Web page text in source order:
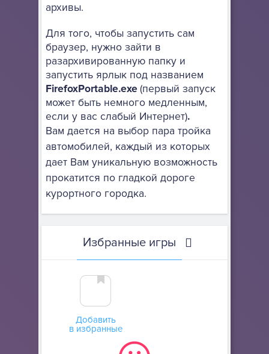
архивы.
Для того, чтобы запустить сам
браузер, нужно зайти в
разархивированную папку и
запустить ярлык под названием
FirefoxPortable.exe(первый запуск
может быть немного медленным,
если у вас слабый Интернет).
Вам дается на выбор пара тройка
автомобилей, каждый из которых
дает Вам уникальную возможность
прокатится по гладкой дороге
курортного городка.
Избранные игры
Добавить
в избранные